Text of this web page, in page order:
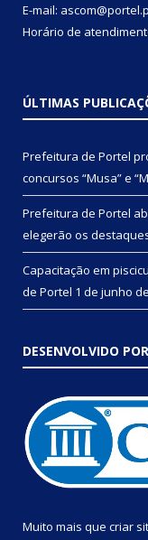
E-mail:
Horário de
ÚLTIMAS
Prefeitura de Portel
concursos “Musa” e
Prefeitura de Portel
elegerão os
Capacitação em
de Portel 1 de junho
DESENVOLVIDO
Muito mais que criar